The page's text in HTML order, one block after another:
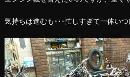
気持ちは進むも･･･忙しすぎて一体いつ